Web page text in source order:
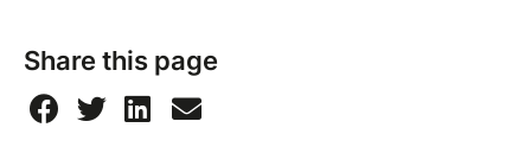
Share this page